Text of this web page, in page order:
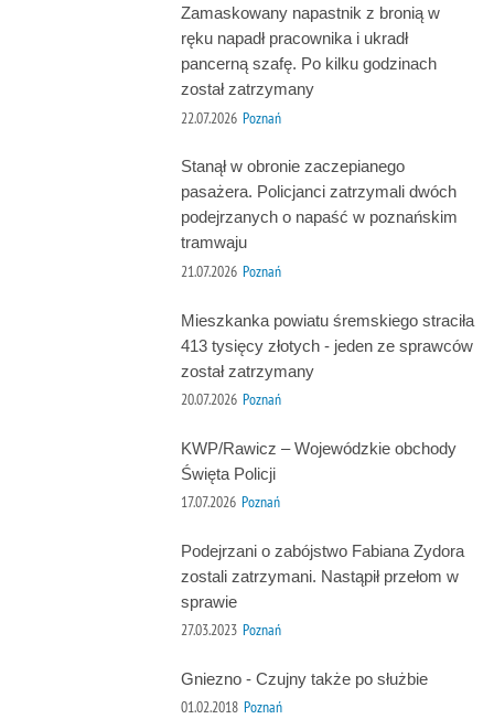
Zamaskowany napastnik z bronią w
ręku napadł pracownika i ukradł
pancerną szafę. Po kilku godzinach
został zatrzymany
22.07.2026 Poznań
Stanął w obronie zaczepianego
pasażera. Policjanci zatrzymali dwóch
podejrzanych o napaść w poznańskim
tramwaju
21.07.2026 Poznań
Mieszkanka powiatu śremskiego straciła
413 tysięcy złotych - jeden ze sprawców
został zatrzymany
20.07.2026 Poznań
KWP/Rawicz – Wojewódzkie obchody
Święta Policji
17.07.2026 Poznań
Podejrzani o zabójstwo Fabiana Zydora
zostali zatrzymani. Nastąpił przełom w
sprawie
27.03.2023 Poznań
Gniezno - Czujny także po służbie
01.02.2018 Poznań